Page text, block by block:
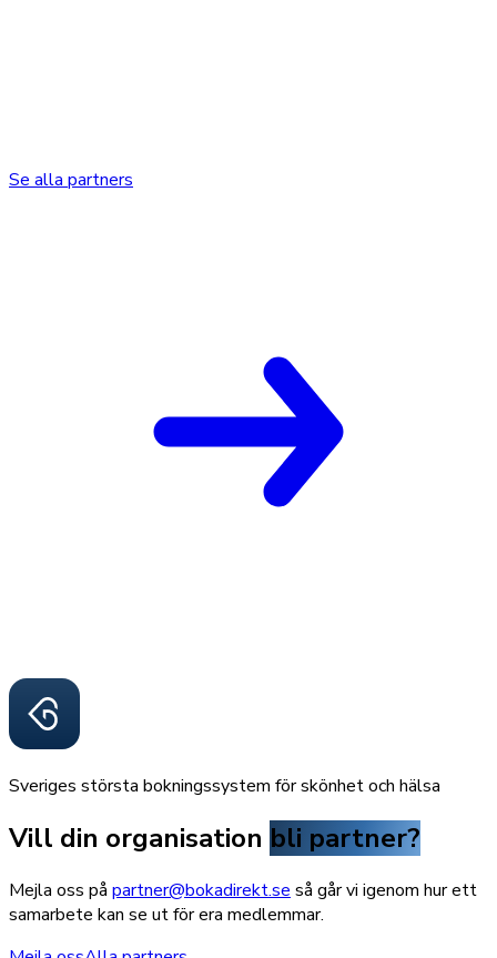
Se alla partners
Sveriges största bokningssystem för skönhet och hälsa
Vill din organisation bli partner?
Mejla oss på partner@bokadirekt.se så går vi igenom hur ett
samarbete kan se ut för era medlemmar.